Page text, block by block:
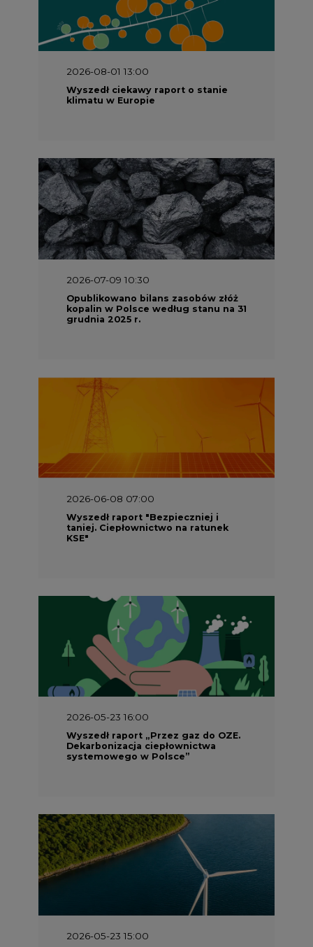
2026-08-01 13:00
Wyszedł ciekawy raport o stanie
klimatu w Europie
2026-07-09 10:30
Opublikowano bilans zasobów złóż
kopalin w Polsce według stanu na 31
grudnia 2025 r.
2026-06-08 07:00
Wyszedł raport "Bezpieczniej i
taniej. Ciepłownictwo na ratunek
KSE"
2026-05-23 16:00
Wyszedł raport „Przez gaz do OZE.
Dekarbonizacja ciepłownictwa
systemowego w Polsce”
2026-05-23 15:00